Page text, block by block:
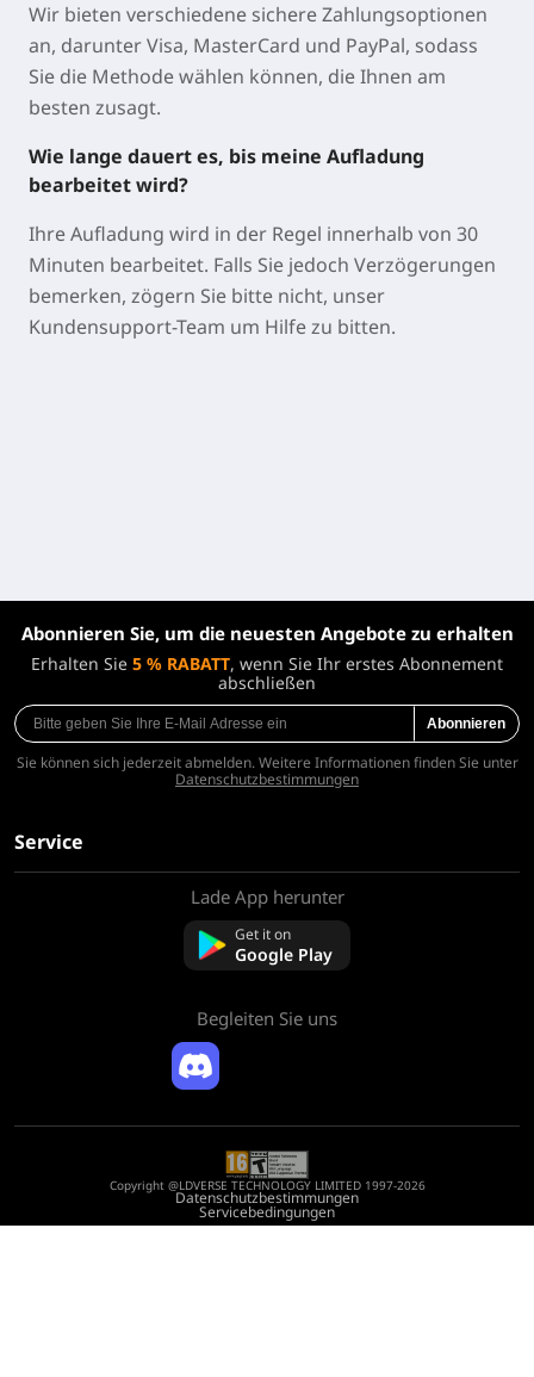
Wir bieten verschiedene sichere Zahlungsoptionen
an, darunter Visa, MasterCard und PayPal, sodass
Sie die Methode wählen können, die Ihnen am
besten zusagt.
Wie lange dauert es, bis meine Aufladung
bearbeitet wird?
Ihre Aufladung wird in der Regel innerhalb von 30
Minuten bearbeitet. Falls Sie jedoch Verzögerungen
bemerken, zögern Sie bitte nicht, unser
Kundensupport-Team um Hilfe zu bitten.
Abonnieren Sie, um die neuesten Angebote zu erhalten
Erhalten Sie 5 % RABATT, wenn Sie Ihr erstes Abonnement
abschließen
Abonnieren
Sie können sich jederzeit abmelden. Weitere Informationen finden Sie unter
Datenschutzbestimmungen
Service
Rückerstattungsrichtlinie
Lade App herunter
Get it on
Google Play
Begleiten Sie uns
Copyright @LDVERSE TECHNOLOGY LIMITED 1997-2026
Datenschutzbestimmungen
Servicebedingungen
Registration Number: 75522164